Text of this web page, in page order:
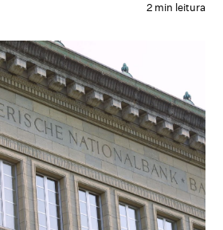
2 min leitura